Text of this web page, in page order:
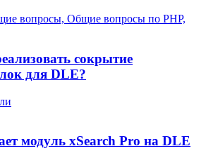
вопросы, Общие вопросы по PHP,
сокрытие
для DLE?
модуль xSearch Pro на DLE